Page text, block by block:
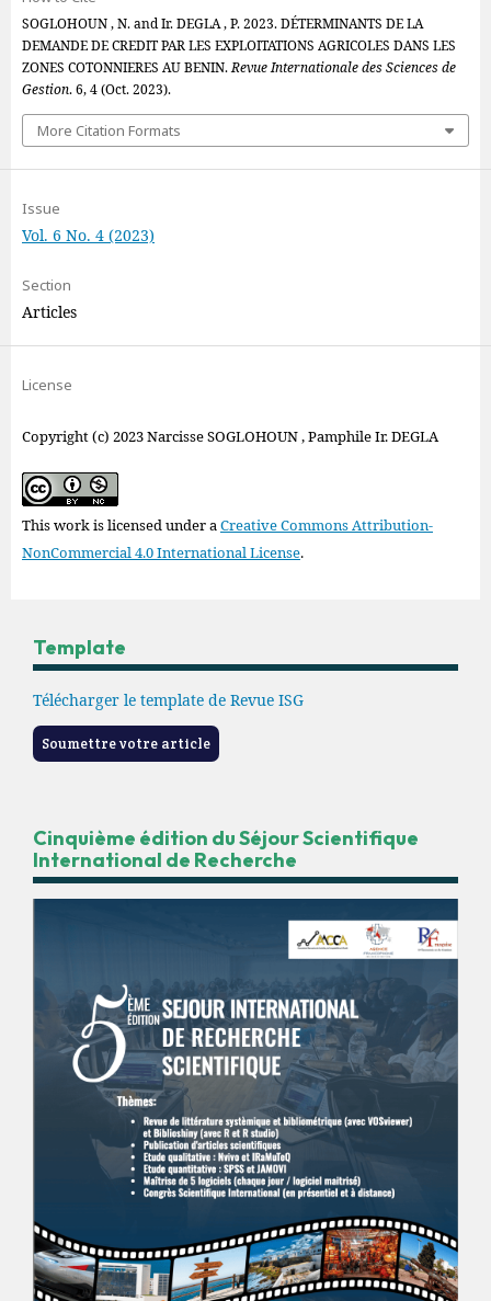
SOGLOHOUN , N. and Ir. DEGLA , P. 2023. DÉTERMINANTS DE LA
DEMANDE DE CREDIT PAR LES EXPLOITATIONS AGRICOLES DANS LES
ZONES COTONNIERES AU BENIN.Revue Internationale des Sciences de
Gestion. 6, 4 (Oct. 2023).
More Citation Formats
Issue
Vol. 6 No. 4 (2023)
Section
Articles
License
Copyright (c) 2023 Narcisse SOGLOHOUN , Pamphile Ir. DEGLA
This work is licensed under aCreative Commons Attribution-
NonCommercial 4.0 International License.
Template
Télécharger le template de Revue ISG
Soumettre votre article
Cinquième édition du Séjour Scientifique
International de Recherche